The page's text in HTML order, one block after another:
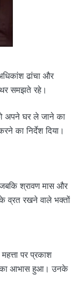
ढांचा और
समझते रहे।
अपने घर ले जाने का
का निर्देश दिया।
श्रावण मास और
के व्रत रखने वाले भक्तों
पर प्रकाश
का आभास हुआ। उनके